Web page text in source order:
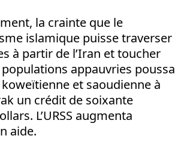
la crainte que le
islamique puisse traverser
à partir de l’Iran et toucher
appauvries poussa
et saoudienne à
un crédit de soixante
L’URSS augmenta
aide.